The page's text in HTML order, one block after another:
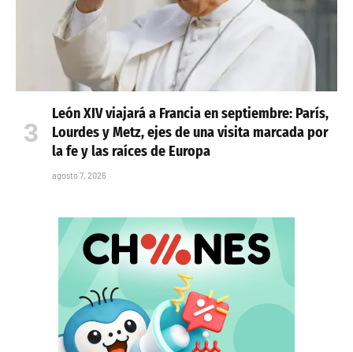
León XIV viajará a Francia en septiembre: París,
Lourdes y Metz, ejes de una visita marcada por
la fe y las raíces de Europa
agosto 7, 2026